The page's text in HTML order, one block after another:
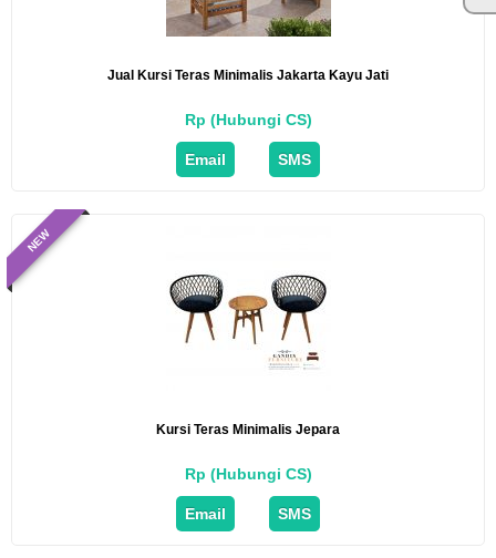
Jual Kursi Teras Minimalis Jakarta Kayu Jati
Rp (Hubungi CS)
Email SMS
NEW
Kursi Teras Minimalis Jepara
Rp (Hubungi CS)
Email SMS